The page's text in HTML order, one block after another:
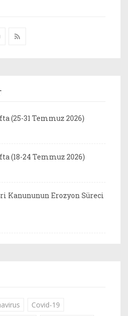
(25-31 Temmuz 2026)
(18-24 Temmuz 2026)
Kanununun Erozyon Süreci
Covid-19